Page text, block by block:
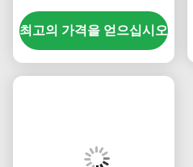
품 S00046485+01
JFZ2970SW1J
최고의 가격을 얻으십시오